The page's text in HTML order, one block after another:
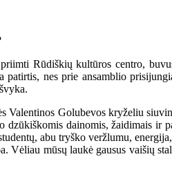
Rūdiškių kultūros centro,
nes prie ansamblio
Valentinos Golubevos kryželiu
dzūkiškomis dainomis, žaidimais ir
abu tryško veržlumu,
Vėliau mūsų laukė gausus vaišių